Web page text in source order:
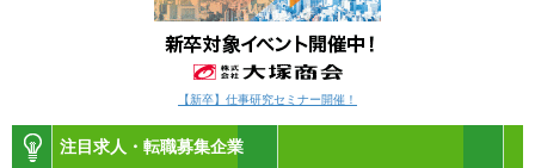
【新卒】仕事研究セミナー開催！
注目求人・転職募集企業